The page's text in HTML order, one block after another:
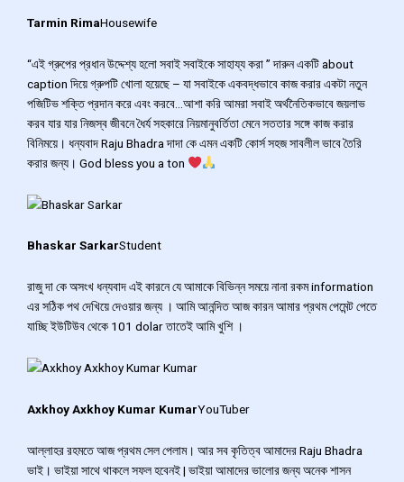
Tarmin RimaHousewife
“এই গ্রুপের প্রধান উদ্দেশ্য হলো সবাই সবাইকে সাহায্য করা ” দারুন একটি about
caption দিয়ে গ্রুপটি খোলা হয়েছে – যা সবাইকে একবদ্ধভাবে কাজ করার একটা নতুন
পজিটিভ শক্তি প্রদান করে এবং করবে…আশা করি আমরা সবাই অর্থনৈতিকভাবে জয়লাভ
করব যার যার নিজস্ব জীবনে ধৈর্য সহকারে নিয়মানুবর্তিতা মেনে সততার সঙ্গে কাজ করার
বিনিময়ে। ধন্যবাদ Raju Bhadra দাদা কে এমন একটি কোর্স সহজ সাবলীল ভাবে তৈরি
করার জন্য। God bless you a ton
Bhaskar SarkarStudent
রাজু দা কে অসংখ ধন্যবাদ এই কারনে যে আমাকে বিভিন্ন সময়ে নানা রকম information
এর সঠিক পথ দেখিয়ে দেওয়ার জন্য । আমি আনন্দিত আজ কারন আমার প্রথম পেমেন্ট পেতে
যাচ্ছি ইউটিউব থেকে 101 dolar তাতেই আমি খুশি ।
Axkhoy Axkhoy Kumar KumarYouTuber
আল্লাহর রহমতে আজ প্রথম সেল পেলাম। আর সব কৃতিত্ব আমাদের Raju Bhadra
ভাই। ভাইয়া সাথে থাকলে সফল হবেনই | ভাইয়া আমাদের ভালোর জন্য অনেক শাসন